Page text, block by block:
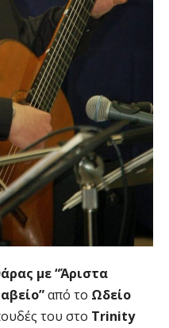
με “Άριστα
από το Ωδείο
του στο Trinity